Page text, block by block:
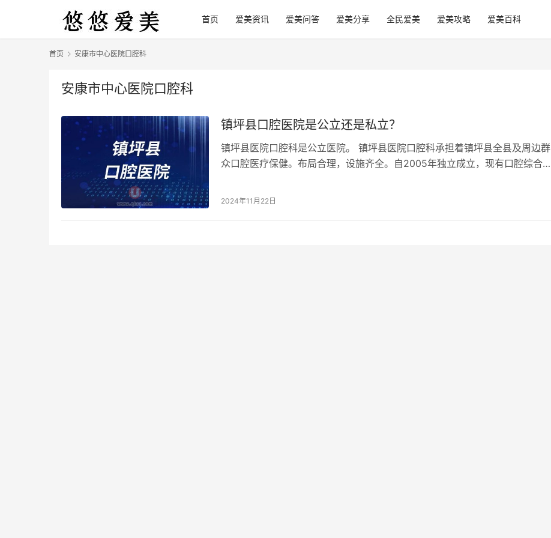
首页 爱美资讯 爱美问答 爱美分享 全民爱美 爱美攻略 爱美百科
首页 安康市中心医院口腔科
安康市中心医院口腔科
镇坪县口腔医院是公立还是私立？
镇坪县医院口腔科是公立医院。 镇坪县医院口腔科承担着镇坪县全县及周边群
众口腔医疗保健。布局合理，设施齐全。自2005年独立成立，现有口腔综合治
2024年11月22日